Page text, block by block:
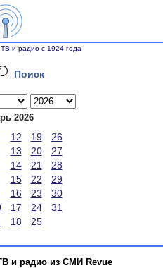
и радио с 1924 года
Поиск
2026
12 19
26
13 20
27
14 21
28
15 22
29
16 23
30
17 24
31
18 25
и радио из СМИ Revue